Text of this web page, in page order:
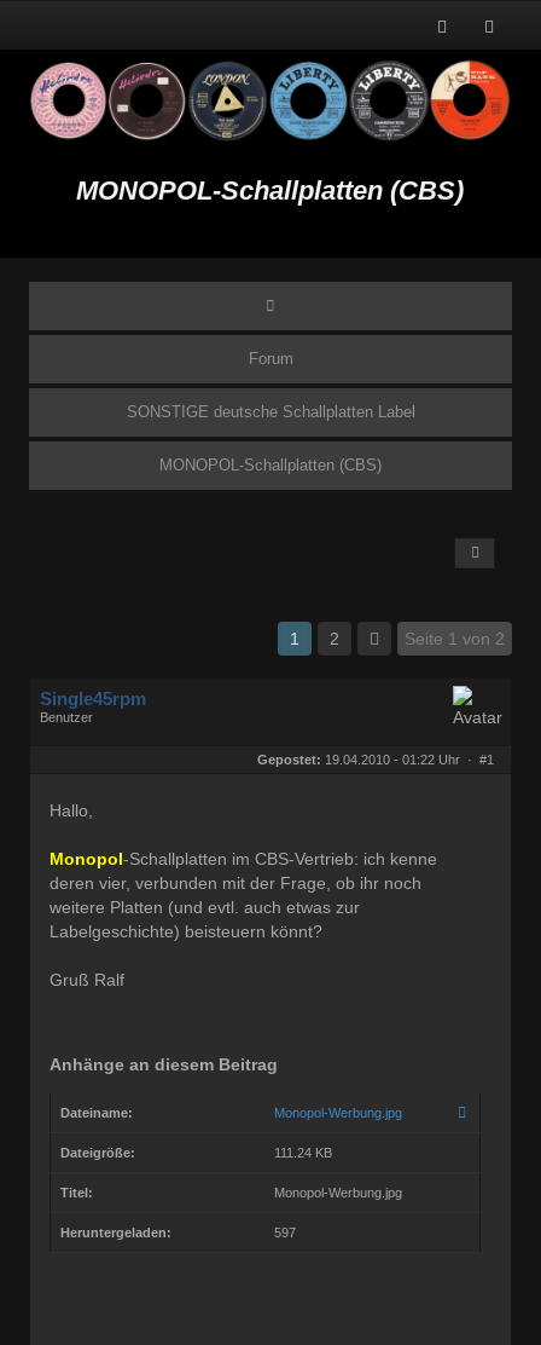
MONOPOL-Schallplatten (CBS)
Forum
SONSTIGE deutsche Schallplatten Label
MONOPOL-Schallplatten (CBS)
1 2 Seite 1 von 2
Single45rpm
Benutzer
Gepostet: 19.04.2010 - 01:22 Uhr · #1
Hallo,
Monopol-Schallplatten im CBS-Vertrieb: ich kenne
deren vier, verbunden mit der Frage, ob ihr noch
weitere Platten (und evtl. auch etwas zur
Labelgeschichte) beisteuern könnt?
Gruß Ralf
Anhänge an diesem Beitrag
Dateiname: Monopol-Werbung.jpg
Dateigröße: 111.24 KB
Titel: Monopol-Werbung.jpg
Heruntergeladen: 597